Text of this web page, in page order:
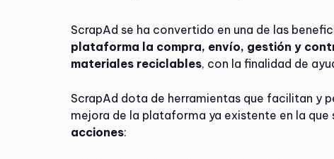
ScrapAd se ha convertido en una de las
plataforma la compra, envío, gestión y
materiales reciclables, con la finalidad de
ScrapAd dota de herramientas que facilitan y
mejora de la plataforma ya existente en la
acciones: